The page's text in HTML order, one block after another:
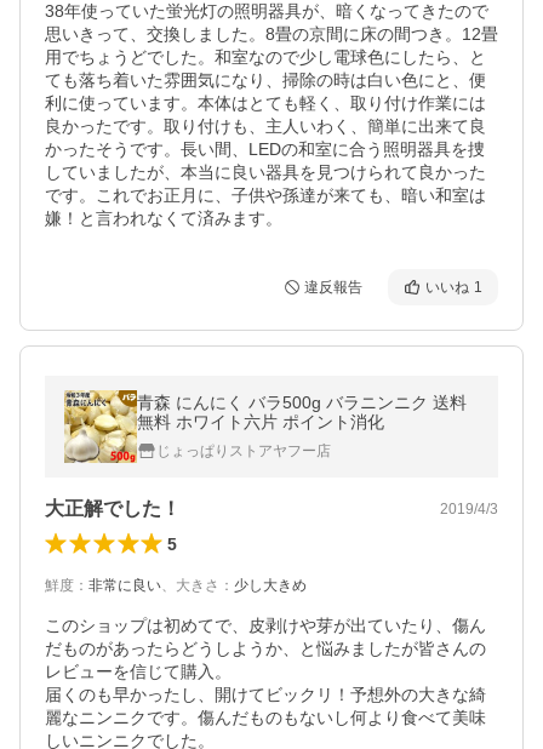
38年使っていた蛍光灯の照明器具が、暗くなってきたので
思いきって、交換しました。8畳の京間に床の間つき。12畳
用でちょうどでした。和室なので少し電球色にしたら、と
ても落ち着いた雰囲気になり、掃除の時は白い色にと、便
利に使っています。本体はとても軽く、取り付け作業には
良かったです。取り付けも、主人いわく、簡単に出来て良
かったそうです。長い間、LEDの和室に合う照明器具を捜
していましたが、本当に良い器具を見つけられて良かった
です。これでお正月に、子供や孫達が来ても、暗い和室は
嫌！と言われなくて済みます。
違反報告 いいね 1
青森 にんにく バラ500g バラニンニク 送料
無料 ホワイト六片 ポイント消化
じょっぱりストアヤフー店
大正解でした！ 2019/4/3
5
鮮度 ： 非常に良い、 大きさ ： 少し大きめ
このショップは初めてで、皮剥けや芽が出ていたり、傷ん
だものがあったらどうしようか、と悩みましたが皆さんの
レビューを信じて購入。
届くのも早かったし、開けてビックリ！予想外の大きな綺
麗なニンニクです。傷んだものもないし何より食べて美味
しいニンニクでした。